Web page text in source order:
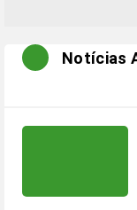
Notícias